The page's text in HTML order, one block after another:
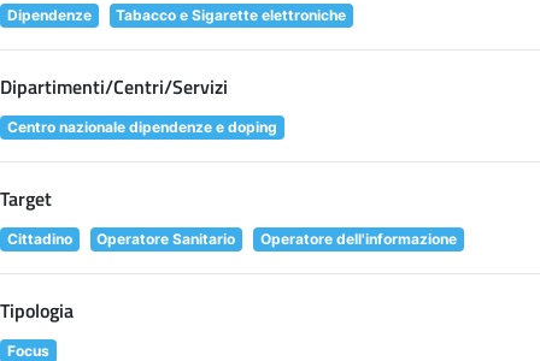
Dipendenze Tabacco e Sigarette elettroniche
Dipartimenti/Centri/Servizi
Centro nazionale dipendenze e doping
Target
Cittadino Operatore Sanitario Operatore dell'informazione
Tipologia
Focus